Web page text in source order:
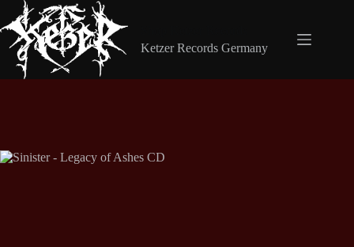
Inhalt
springen
Ketzer Records Germany